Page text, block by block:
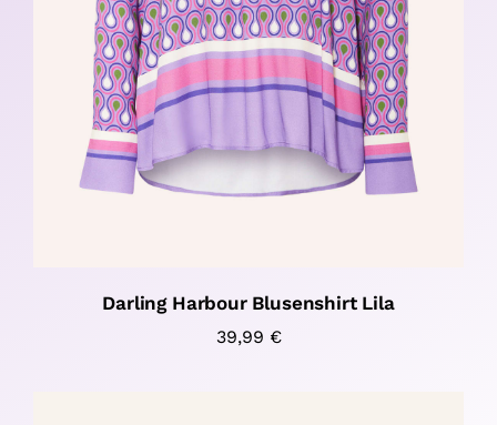
Darling Harbour Blusenshirt Lila
39,99 €